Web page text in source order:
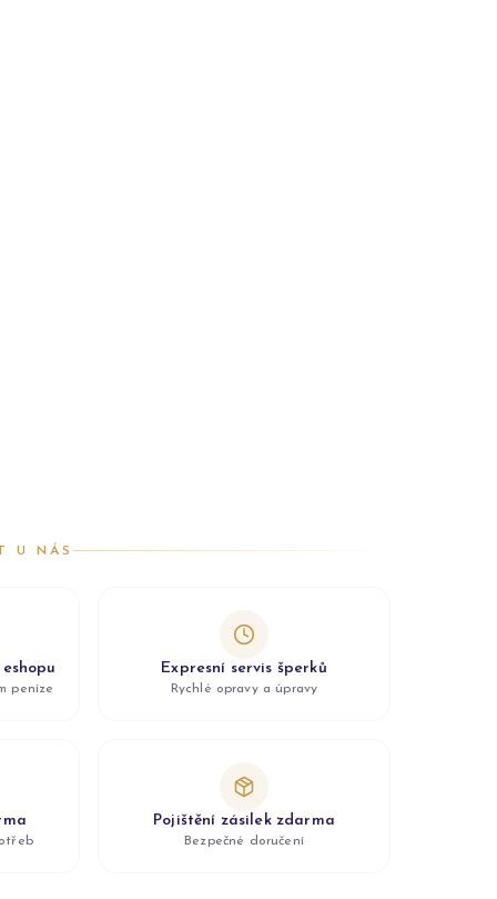
U NÁS
peníze
Expresní servis šperků
Rychlé opravy a úpravy
Pojištění zásilek zdarma
Bezpečné doručení